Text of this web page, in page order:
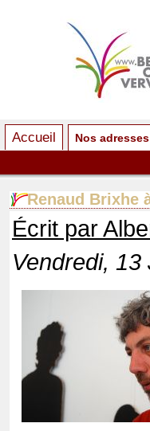
Accueil Nos adresses
Renaud Brixhe
Écrit par
Vendredi,